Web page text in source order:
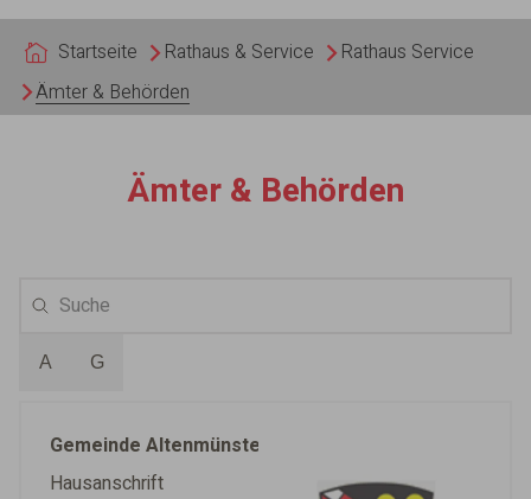
Startseite Rathaus & Service
Rathaus Service
Ämter & Behörden
Ämter & Behörden
A G
Gemeinde Altenmünster
Hausanschrift